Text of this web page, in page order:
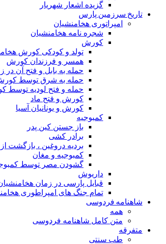
گزیده اشعار شهریار
تاریخ سرزمین پارس
امپراتوری هخامنشیان
شجره نامه هخامنشیان
کورش
تولد و کودکی کورش
همسر و فرزندان کورش
حمله به بابل و فتح آن
حمله به شرق توسط
حمله و فتح لودیه توسط
کورش و فتح ماد
کورش و یونانیان آسیا
کمبوجیه
باز جستن کین پدر
برادر کشی
بردیه دروغین ، بازگشت
کمبوجیه و مغان
گشودن مصر توسط
داریوش
قبایل پارسی در زمان
تمام جنگ های امپراطوری
شاهنامه فردوسی
همه
متن کامل شاهنامه فردوسی
متفرقه
طب سنتی